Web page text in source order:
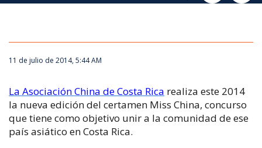
11 de julio de 2014, 5:44 AM
La Asociación China de Costa Rica realiza este 2014
la nueva edición del certamen Miss China, concurso
que tiene como objetivo unir a la comunidad de ese
país asiático en Costa Rica.